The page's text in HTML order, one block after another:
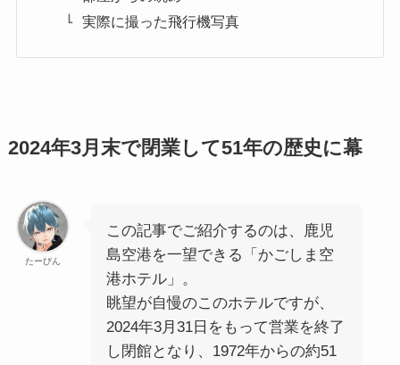
実際に撮った飛行機写真
2024年3月末で閉業して51年の歴史に幕
たーびん
この記事でご紹介するのは、鹿児
島空港を一望できる「かごしま空
港ホテル」。
眺望が自慢のこのホテルですが、
2024年3月31日をもって営業を終了
し閉館となり、1972年からの約51